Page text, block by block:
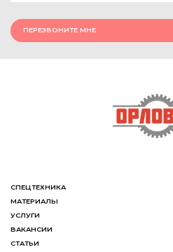
ПЕРЕЗВОНИТЕ МНЕ
СПЕЦТЕХНИКА
МАТЕРИАЛЫ
УСЛУГИ
ВАКАНСИИ
СТАТЬИ